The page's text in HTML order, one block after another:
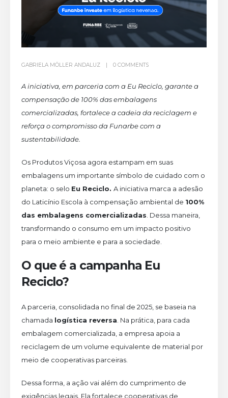
GABRIELA MÖLLER ANDALUZ 0 COMMENTS
A iniciativa, em parceria com a Eu Reciclo, garante a
compensação de 100% das embalagens
comercializadas, fortalece a cadeia da reciclagem e
reforça o compromisso da Funarbe com a
sustentabilidade.
Os Produtos Viçosa agora estampam em suas
embalagens um importante símbolo de cuidado com o
planeta: o selo Eu Reciclo.A iniciativa marca a adesão
do Laticínio Escola à compensação ambiental de 100%
das embalagens comercializadas . Dessa maneira,
transformando o consumo em um impacto positivo
para o meio ambiente e para a sociedade.
O que é a campanha Eu
Reciclo?
A parceria, consolidada no final de 2025, se baseia na
chamada logística reversa. Na prática, para cada
embalagem comercializada, a empresa apoia a
reciclagem de um volume equivalente de material por
meio de cooperativas parceiras.
Dessa forma, a ação vai além do cumprimento de
exigências legais. Ela fortalece cooperativas de